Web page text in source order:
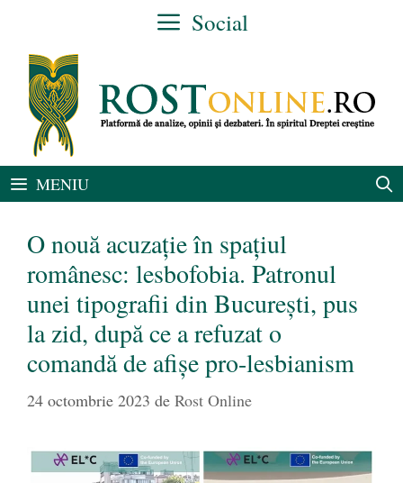
conținut
Social
MENIU
O nouă acuzație în spațiul
românesc: lesbofobia. Patronul
unei tipografii din București, pus
la zid, după ce a refuzat o
comandă de afișe pro-lesbianism
24 octombrie 2023 de Rost Online